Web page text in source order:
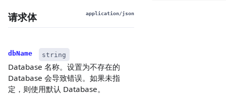
请求体 application/json
dbName string
Database 名称。设置为不存在的
Database 会导致错误。如果未指
定，则使用默认 Database。